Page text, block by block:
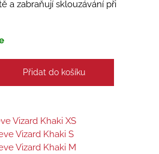
a zabraňují sklouzávání při
Přidat do košíku
Vizard Khaki XS
Vizard Khaki S
Vizard Khaki M